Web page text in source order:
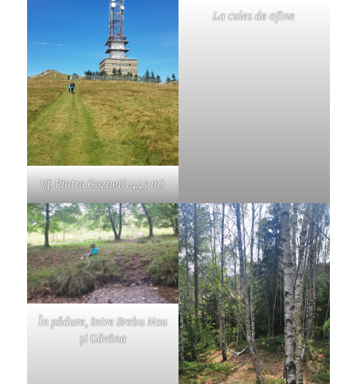
Vf. Piatra Goznei(1447 m)
La cules de afine
În pădure, între Brebu Nou
și Gărâna